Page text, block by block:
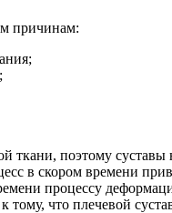
причинам:
поэтому
в скором времени
процессу
тому, что плечевой